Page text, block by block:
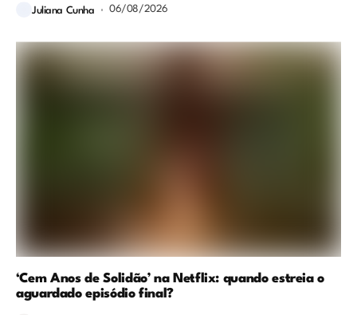
Juliana Cunha 06/08/2026
‘Cem Anos de Solidão’ na Netflix: quando estreia o
aguardado episódio final?